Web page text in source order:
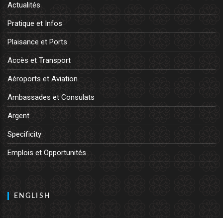
Actualités
Pratique et Infos
Plaisance et Ports
Accès et Transport
Aéroports et Aviation
Ambassades et Consulats
Argent
Specificity
Emplois et Opportunités
ENGLISH